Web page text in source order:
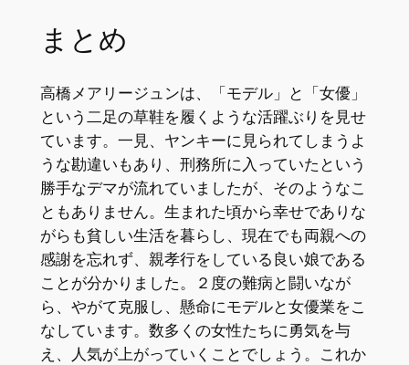
まとめ
高橋メアリージュンは、「モデル」と「女優」
という二足の草鞋を履くような活躍ぶりを見せ
ています。一見、ヤンキーに見られてしまうよ
うな勘違いもあり、刑務所に入っていたという
勝手なデマが流れていましたが、そのようなこ
ともありません。生まれた頃から幸せでありな
がらも貧しい生活を暮らし、現在でも両親への
感謝を忘れず、親孝行をしている良い娘である
ことが分かりました。２度の難病と闘いなが
ら、やがて克服し、懸命にモデルと女優業をこ
なしています。数多くの女性たちに勇気を与
え、人気が上がっていくことでしょう。これか